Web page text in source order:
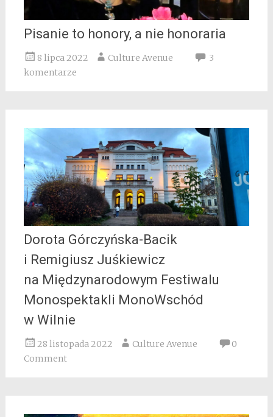
Pisanie to honory, a nie honoraria
8 lipca 2022 Culture Avenue
3
komentarze
Dorota Górczyńska-Bacik
i Remigiusz Juśkiewicz
na Międzynarodowym Festiwalu
Monospektakli MonoWschód
w Wilnie
28 listopada 2022 Culture Avenue
0
Comment